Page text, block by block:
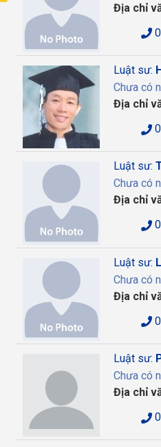
Địa chỉ
Luật sư:
Chưa có
Địa chỉ
Luật sư:
Chưa có
Địa chỉ
Luật sư:
Chưa có
Địa chỉ
Luật sư:
Chưa có
Địa chỉ